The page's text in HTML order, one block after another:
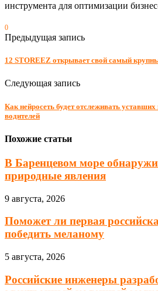
инструмента для оптимизации
0
Предыдущая запись
12 STOREEZ открывает свой самый
Следующая запись
Как нейросеть будет отслеживать
водителей
Похожие статьи
В Баренцевом море
природные явления
9 августа, 2026
Поможет ли первая
победить меланому
5 августа, 2026
Российские инженеры